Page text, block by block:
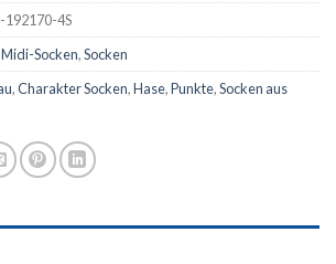
192170-4S
Midi-Socken,Socken
,Charakter Socken,Hase,Punkte,Socken aus